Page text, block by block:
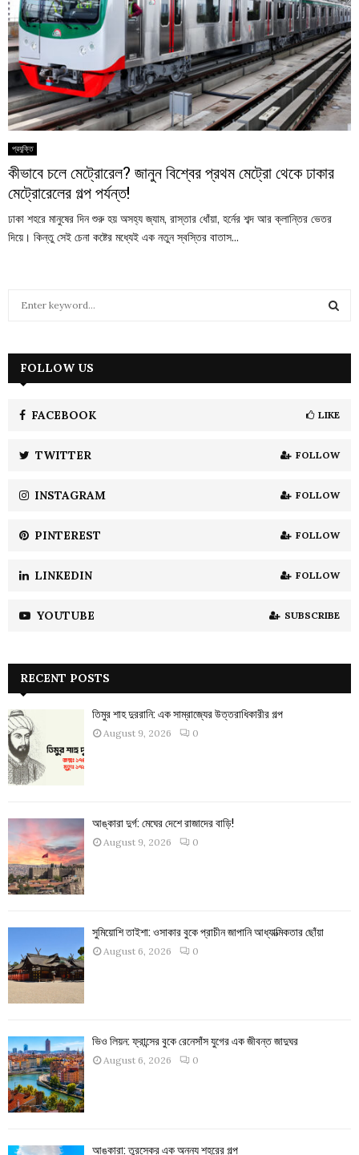
প্রযুক্তি
কীভাবে চলে মেট্রোরেল? জানুন বিশ্বের প্রথম মেট্রো থেকে ঢাকার
মেট্রোরেলের গল্প পর্যন্ত!
ঢাকা শহরে মানুষের দিন শুরু হয় অসহ্য জ্যাম, রাস্তার ধোঁয়া, হর্নের শব্দ আর ক্লান্তির ভেতর
দিয়ে। কিন্তু সেই চেনা কষ্টের মধ্যেই এক নতুন স্বস্তির বাতাস...
h
H
FOLLOW US
FACEBOOK LIKE
TWITTER FOLLOW
INSTAGRAM FOLLOW
PINTEREST FOLLOW
LINKEDIN FOLLOW
YOUTUBE SUBSCRIBE
RECENT POSTS
তিমুর শাহ দুররানি: এক সাম্রাজ্যের উত্তরাধিকারীর গল্প
August 9, 2026 0
আঙ্কারা দুর্গ: মেঘের দেশে রাজাদের বাড়ি!
August 9, 2026 0
সুমিয়োশি তাইশা: ওসাকার বুকে প্রাচীন জাপানি আধ্যাত্মিকতার ছোঁয়া
August 6, 2026 0
ভিও লিয়ন: ফ্রান্সের বুকে রেনেসাঁস যুগের এক জীবন্ত জাদুঘর
August 6, 2026 0
আঙ্কারা: তুরস্কের এক অনন্য শহরের গল্প